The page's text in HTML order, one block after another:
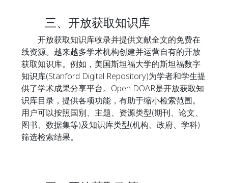
三、开放获取知识库
开放获取知识库收录并提供文献全文的免费在
线资源。越来越多学术机构创建并运营自有的开放
获取知识库。例如，美国斯坦福大学的斯坦福数字
知识库(Stanford Digital Repository)为学者和学生提
供了学术成果分享平台。Open DOAR是开放获取知
识库目录，提供各项功能，有助于缩小检索范围。
用户可以按照国别、主题、资源类型(期刊、论文、
图书、数据集等)及知识库类型(机构、政府、学科)
筛选检索结果。